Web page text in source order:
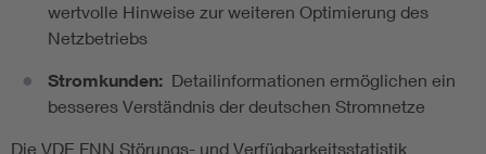
wertvolle Hinweise zur weiteren Optimierung des
Netzbetriebs
Stromkunden: Detailinformationen ermöglichen ein
besseres Verständnis der deutschen Stromnetze
Die VDE FNN Störungs- und Verfügbarkeitsstatistik